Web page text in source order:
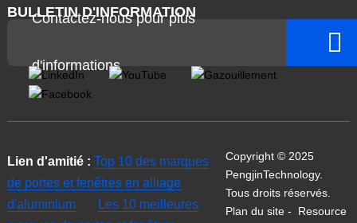
BULLETIN D'INFORMATION
Contactez-nous pour plus
d'informations
Lien d'amitié : Top 10 des marques
de portes et fenêtres en alliage
d'aluminium
Les 10 meilleures
Copyright © 2025
PengjinTechnology.
Tous droits réservés.
Plan du site- Resource